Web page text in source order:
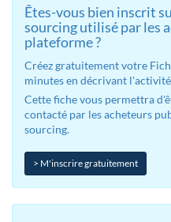
Êtes-vous bien inscrit
sourcing utilisé par les
plateforme ?
Créez gratuitement votre
minutes en décrivant
Cette fiche vous permettra
contacté par les acheteurs
sourcing.
> M'inscrire gratuitement